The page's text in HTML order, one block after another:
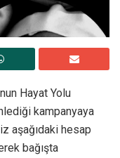
Hayat Yolu
kampanyaya
aşağıdaki hesap
bağışta